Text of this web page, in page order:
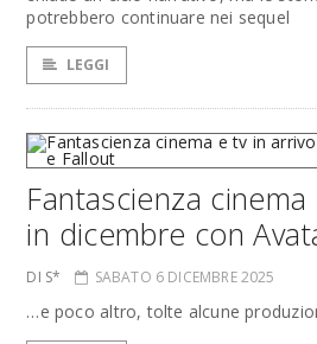
potrebbero continuare nei sequel
LEGGI
Fantascienza
in dicembre con
DI S* SABATO 6 DICEMBRE 2025
…e poco altro, tolte alcune